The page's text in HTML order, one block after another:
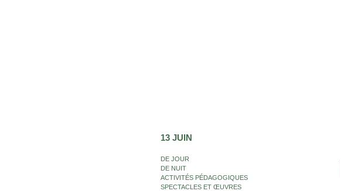
13 JUIN
DE JOUR
DE NUIT
ACTIVITÉS PÉDAGOGIQUES
SPECTACLES ET ŒUVRES